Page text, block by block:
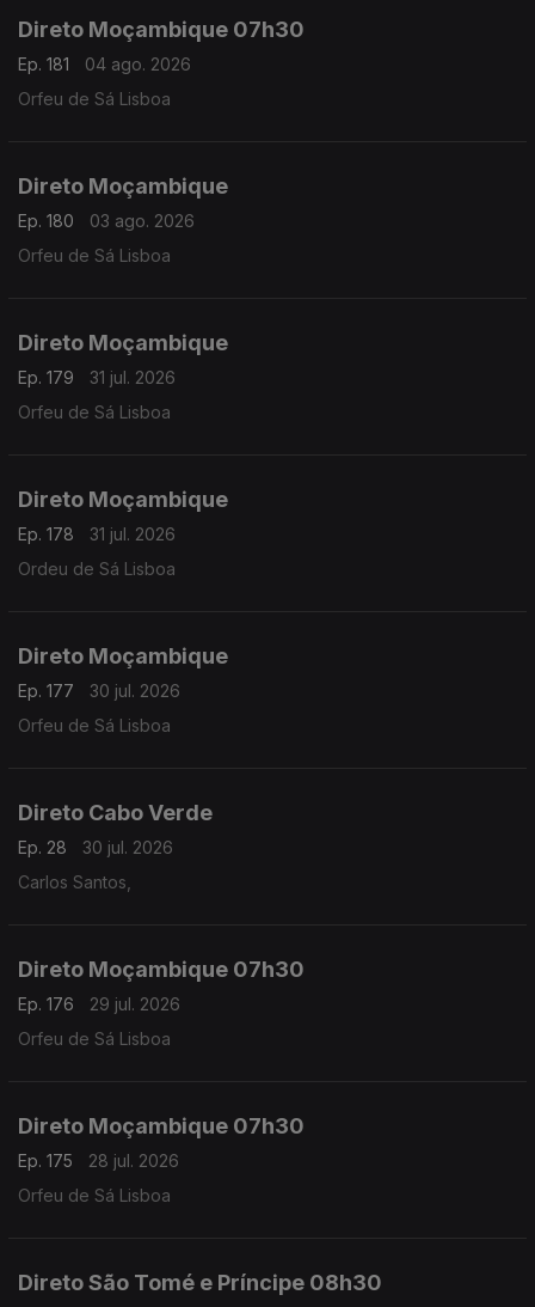
Direto Moçambique 07h30
Ep. 181
04 ago. 2026
Orfeu de Sá Lisboa
Direto Moçambique
Ep. 180
03 ago. 2026
Orfeu de Sá Lisboa
Direto Moçambique
Ep. 179
31 jul. 2026
Orfeu de Sá Lisboa
Direto Moçambique
Ep. 178
31 jul. 2026
Ordeu de Sá Lisboa
Direto Moçambique
Ep. 177
30 jul. 2026
Orfeu de Sá Lisboa
Direto Cabo Verde
Ep. 28
30 jul. 2026
Carlos Santos,
Direto Moçambique 07h30
Ep. 176
29 jul. 2026
Orfeu de Sá Lisboa
Direto Moçambique 07h30
Ep. 175
28 jul. 2026
Orfeu de Sá Lisboa
Direto São Tomé e Príncipe 08h30